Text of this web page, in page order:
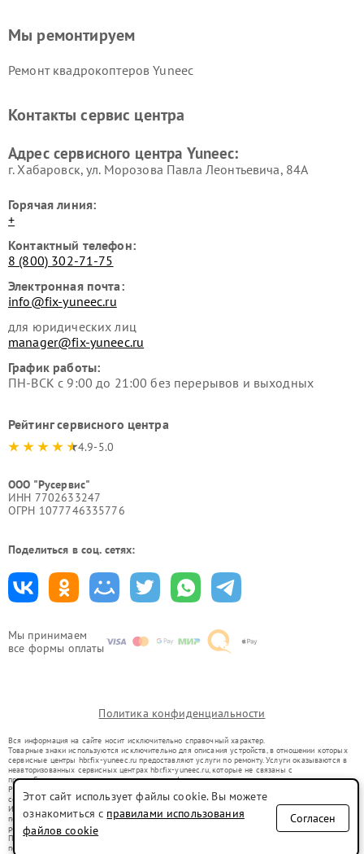
Мы принимаем
все формы оплаты
Мы ремонтируем
Ремонт квадрокоптеров Yuneec
Контакты сервис центра
Адрес сервисного центра Yuneec:
г. Хабаровск, ул. Морозова Павла Леонтьевича, 84А
Горячая линия:
+
Контактный телефон:
8 (800) 302-71-75
Электронная почта:
info@fix-yuneec.ru
для юридических лиц
manager@fix-yuneec.ru
График работы:
ПН-ВСК с 9:00 до 21:00 без перерывов и выходных
Рейтинг сервисного центра
4.9-5.0
ООО "Русервис"
ИНН 7702633247
ОГРН 1077746335776
Поделиться в соц. сетях:
Политика конфиденциальности
Вся информация на сайте носит исключительно справочный характер.
Товарные знаки используются исключительно для описания устройств, в отношении которых
сервисные центры hbr.fix-yuneec.ru предоставляют услуги по ремонту. Услуги оказываются в
неавторизованных сервисных центрах hbr.fix-yuneec.ru, которые не связаны с
правообладателями товарных знаков или их официальными представителями.
Ремонт осуществляется для устройств, уже введенных в гражданский оборот в соответствии
со статьей 1487 ГК РФ.
Использование товарных знаков не преследует цели индивидуализации услуг или введения
потребителей в заблуждение, а служит для информирования о предоставляемых услугах по
ремонту техники указанных брендов.
Представленная на сайте информация не является публичной офертой, определяемой
положениями Статьи 437(2) Гражданского кодекса РФ
Этот сайт использует файлы cookie. Вы можете
ознакомиться с правилами использования
файлов cookie
Согласен